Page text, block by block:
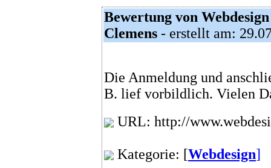
Bewertung von
Clemens - erstellt am:
Die Anmeldung und
B. lief vorbildlich. Vielen
URL: http://
Kategorie: [Webdesign]